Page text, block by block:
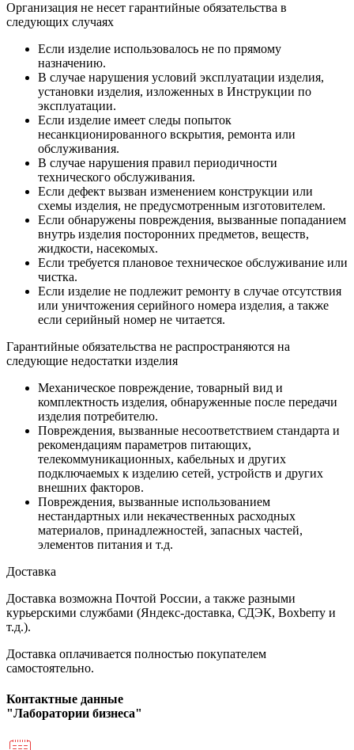
Организация не несет гарантийные обязательства в
следующих случаях
Если изделие использовалось не по прямому
назначению.
В случае нарушения условий эксплуатации изделия,
установки изделия, изложенных в Инструкции по
эксплуатации.
Если изделие имеет следы попыток
несанкционированного вскрытия, ремонта или
обслуживания.
В случае нарушения правил периодичности
технического обслуживания.
Если дефект вызван изменением конструкции или
схемы изделия, не предусмотренным изготовителем.
Если обнаружены повреждения, вызванные попаданием
внутрь изделия посторонних предметов, веществ,
жидкости, насекомых.
Если требуется плановое техническое обслуживание или
чистка.
Если изделие не подлежит ремонту в случае отсутствия
или уничтожения серийного номера изделия, а также
если серийный номер не читается.
Гарантийные обязательства не распространяются на
следующие недостатки изделия
Механическое повреждение, товарный вид и
комплектность изделия, обнаруженные после передачи
изделия потребителю.
Повреждения, вызванные несоответствием стандарта и
рекомендациям параметров питающих,
телекоммуникационных, кабельных и других
подключаемых к изделию сетей, устройств и других
внешних факторов.
Повреждения, вызванные использованием
нестандартных или некачественных расходных
материалов, принадлежностей, запасных частей,
элементов питания и т.д.
Доставка
Доставка возможна Почтой России, а также разными
курьерскими службами (Яндекс-доставка, СДЭК, Boxberry и
т.д.).
Доставка оплачивается полностью покупателем
самостоятельно.
Контактные данные
"Лаборатории бизнеса"